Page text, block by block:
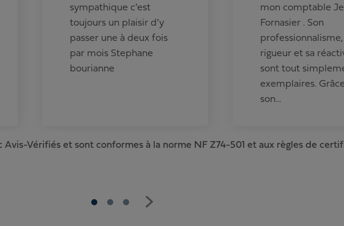
sympathique c’est
toujours un plaisir d’y
passer une à deux fois
par mois Stephane
bourianne
mon comptable
Fornasier . Son
professionnalisme,
rigueur et sa
sont tout
exemplaires.
son...
Avis-Vérifiés et sont conformes à la norme NF Z74-501 et aux règles de